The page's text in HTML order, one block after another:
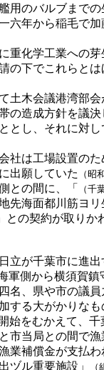
のバルブまで
六年から稲毛で
化学工業への芽
下でこれらと
木会議港湾部
の造成方針を議決
し、それに対
は工場設置の
出願していた
（昭
との間に、「
（千
先海面都川筋ヨ
との契約が取りか
が千葉市に進出
軍側から横須賀
名、県や市の議
する大がかりなも
始をむかえて、千
当局との間で
業補償金が支払わ
ヅル重要施設」